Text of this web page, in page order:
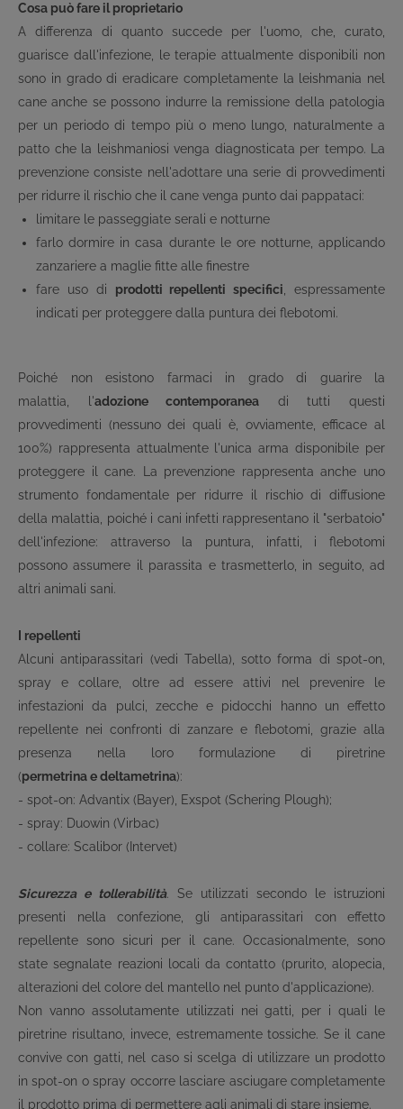
Cosa può fare il proprietario
A differenza di quanto succede per l'uomo, che, curato,
guarisce dall'infezione, le terapie attualmente disponibili non
sono in grado di eradicare completamente la leishmania nel
cane anche se possono indurre la remissione della patologia
per un periodo di tempo più o meno lungo, naturalmente a
patto che la leishmaniosi venga diagnosticata per tempo. La
prevenzione consiste nell'adottare una serie di provvedimenti
per ridurre il rischio che il cane venga punto dai pappataci:
limitare le passeggiate serali e notturne
farlo dormire in casa durante le ore notturne, applicando
zanzariere a maglie fitte alle finestre
fare uso di prodotti repellenti specifici , espressamente
indicati per proteggere dalla puntura dei flebotomi.
Poiché non esistono farmaci in grado di guarire la
malattia, l'adozione contemporanea di tutti questi
provvedimenti (nessuno dei quali è, ovviamente, efficace al
100%) rappresenta attualmente l'unica arma disponibile per
proteggere il cane. La prevenzione rappresenta anche uno
strumento fondamentale per ridurre il rischio di diffusione
della malattia, poiché i cani infetti rappresentano il "serbatoio"
dell'infezione: attraverso la puntura, infatti, i flebotomi
possono assumere il parassita e trasmetterlo, in seguito, ad
altri animali sani.
I repellenti
Alcuni antiparassitari (vedi Tabella), sotto forma di spot-on,
spray e collare, oltre ad essere attivi nel prevenire le
infestazioni da pulci, zecche e pidocchi hanno un effetto
repellente nei confronti di zanzare e flebotomi, grazie alla
presenza nella loro formulazione di piretrine
(permetrina e deltametrina):
- spot-on: Advantix (Bayer), Exspot (Schering Plough);
- spray: Duowin (Virbac)
- collare: Scalibor (Intervet)
Sicurezza e tollerabilità. Se utilizzati secondo le istruzioni
presenti nella confezione, gli antiparassitari con effetto
repellente sono sicuri per il cane. Occasionalmente, sono
state segnalate reazioni locali da contatto (prurito, alopecia,
alterazioni del colore del mantello nel punto d'applicazione).
Non vanno assolutamente utilizzati nei gatti, per i quali le
piretrine risultano, invece, estremamente tossiche. Se il cane
convive con gatti, nel caso si scelga di utilizzare un prodotto
in spot-on o spray occorre lasciare asciugare completamente
il prodotto prima di permettere agli animali di stare insieme.